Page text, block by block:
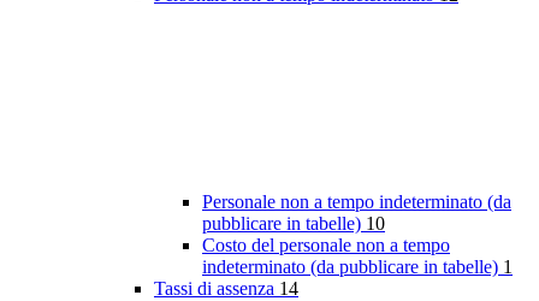
Personale non a tempo indeterminato (da
pubblicare in tabelle) 10
Costo del personale non a tempo
indeterminato (da pubblicare in tabelle) 1
Tassi di assenza 14